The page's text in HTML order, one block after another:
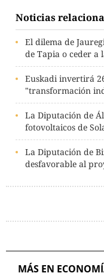
Noticias
El dilema de
de Tapia o ceder a
Euskadi invertirá
"transformación
La Diputación de
fotovoltaicos de
La Diputación de
desfavorable al
MÁS EN